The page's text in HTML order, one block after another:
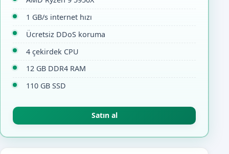
1 GB/s internet hızı
Ücretsiz DDoS koruma
4 çekirdek CPU
12 GB DDR4 RAM
110 GB SSD
Satın al